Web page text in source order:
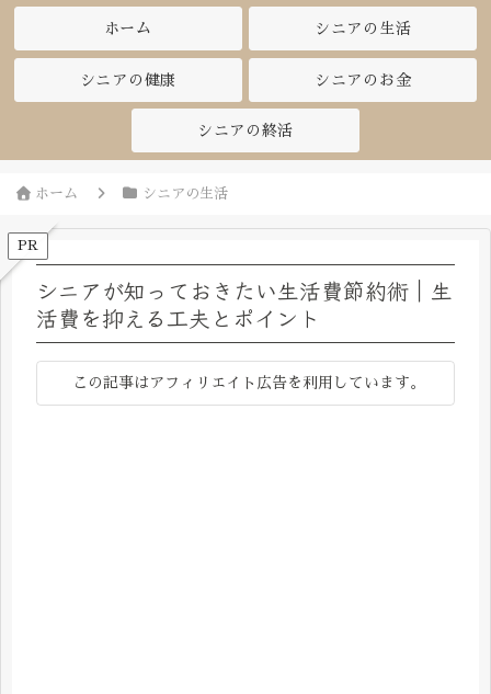
ホーム シニアの生活
シニアの健康 シニアのお金
シニアの終活
ホーム シニアの生活
PR
シニアが知っておきたい生活費節約術｜生
活費を抑える工夫とポイント
この記事はアフィリエイト広告を利用しています。